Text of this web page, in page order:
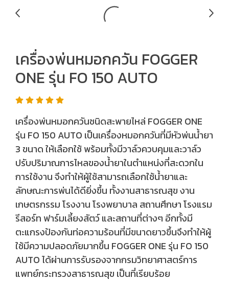
เครื่องพ่นหมอกควัน FOGGER
ONE รุ่น FO 150 AUTO
เครื่องพ่นหมอกควันชนิดสะพายไหล่ FOGGER ONE
รุ่น FO 150 AUTO เป็นเครื่องหมอกควันที่มีหัวพ่นน้ำยา
3 ขนาด ให้เลือกใช้ พร้อมทั้งมีวาล์วควบคุมและวาล์ว
ปรับปริมาณการไหลของน้ำยาในตำแหน่งที่สะดวกใน
การใช้งาน จึงทำให้ผู้ใช้สามารถเลือกใช้น้ำยาและ
ลักษณะการพ่นได้ดียิ่งขึ้น ทั้งงานสาธารณสุข งาน
เกษตรกรรม โรงงาน โรงพยาบาล สถานศึกษา โรงแรม
รีสอร์ท ฟาร์มเลี้ยงสัตว์ และสถานที่ต่างๆ อีกทั้งมี
ตะแกรงป้องกันท่อความร้อนที่มีขนาดยาวขึ้นจึงทำให้ผู้
ใช้มีความปลอดภัยมากขึ้น FOGGER ONE รุ่น FO 150
AUTO ได้ผ่านการรับรองจากกรมวิทยาศาสตร์การ
แพทย์กระทรวงสาธารณสุข เป็นที่เรียบร้อย